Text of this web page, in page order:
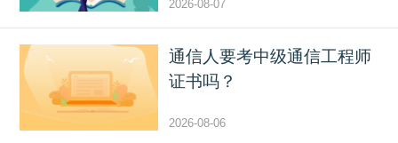
2026-08-07
通信人要考中级通信工程师
证书吗？
2026-08-06